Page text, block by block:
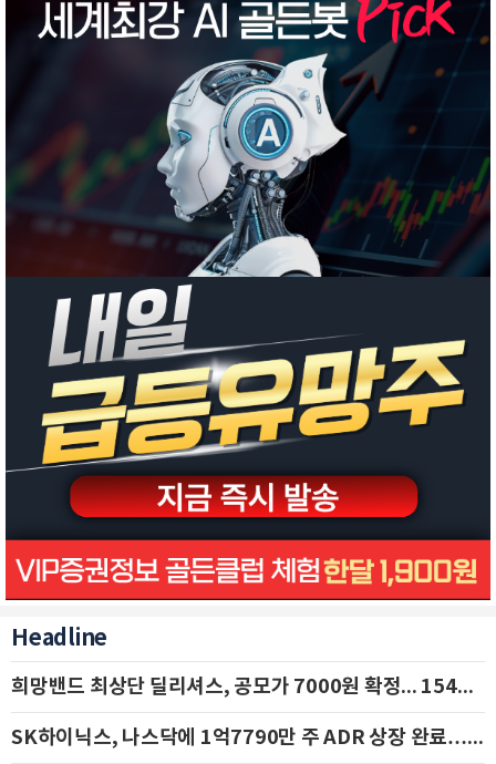
Headline
희망밴드 최상단 딜리셔스, 공모가 7000원 확정... 154억 규모 IPO 돌입
SK하이닉스, 나스닥에 1억7790만 주 ADR 상장 완료…29일 국내 추가 상장